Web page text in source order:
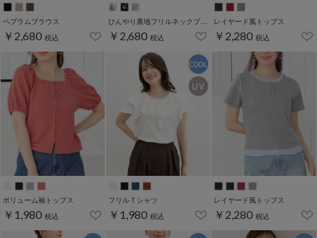
ペプラムブラウス
￥2,680 税込 ￥2,680 税込
レイヤード風トップス
￥2,280 税込
ボリューム袖トップス
￥1,980 税込
フリルＴシャツ
￥1,980 税込
レイヤード風トップス
￥2,280 税込